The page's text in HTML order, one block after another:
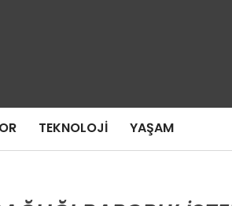
TEKNOLOJI YAŞAM